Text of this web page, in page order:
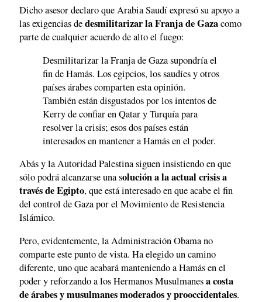
Dicho asesor declaro que Arabia Saudí expresó su apoyo a
las exigencias dedesmilitarizar la Franja de Gazacomo
parte de cualquier acuerdo de alto el fuego:
Desmilitarizar la Franja de Gaza supondría el
fin de Hamás. Los egipcios, los saudíes y otros
países árabes comparten esta opinión.
También están disgustados por los intentos de
Kerry de confiar en Qatar y Turquía para
resolver la crisis; esos dos países están
interesados en mantener a Hamás en el poder.
Abás y la Autoridad Palestina siguen insistiendo en que
sólo podrá alcanzarse una solución a la actual crisis a
través de Egipto, que está interesado en que acabe el fin
del control de Gaza por el Movimiento de Resistencia
Islámico.
Pero, evidentemente, la Administración Obama no
comparte este punto de vista. Ha elegido un camino
diferente, uno que acabará manteniendo a Hamás en el
poder y reforzando a los Hermanos Musulmanesa costa
de árabes y musulmanes moderados y prooccidentales.